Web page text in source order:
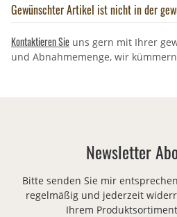
Gewünschter Artikel ist nicht in der
Kontaktieren Sie uns gern mit Ihrer
und Abnahmemenge, wir
Newsletter
Bitte senden Sie mir
regelmäßig und jederzeit
Ihrem